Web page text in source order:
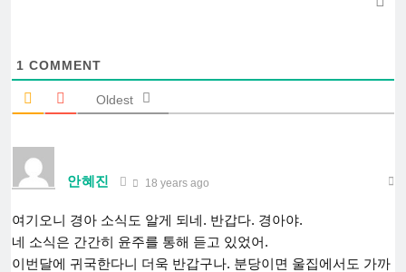
1 COMMENT
Oldest
안혜진 18 years ago
여기오니 경아 소식도 알게 되네. 반갑다. 경아야.
네 소식은 간간히 윤주를 통해 듣고 있었어.
이번달에 귀국한다니 더욱 반갑구나. 분당이면 울집에서도 가까